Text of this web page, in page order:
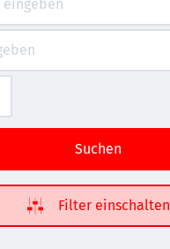
Suchen
Filter einschalten